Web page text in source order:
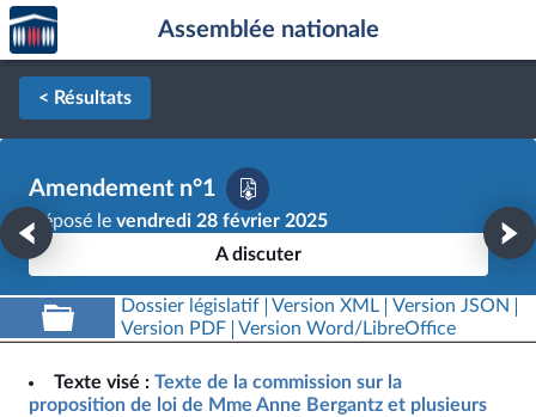
Aller au contenu
Aller en bas de la page
Accèder
à la
page
d'accueil
Assemblée nationale
< Résultats
Amendement n°1
Déposé le vendredi 28 février 2025
A discuter
Dossier législatif Version XML
Version JSON
Version PDF
Version Word/LibreOffice
Texte visé : Texte de la commission sur la
proposition de loi de Mme Anne Bergantz et plusieurs